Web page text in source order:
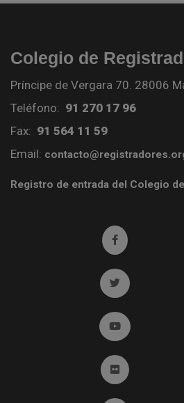
Colegio de
Príncipe de Vergara 70. 28006
Teléfono: 91 270 17 96
Fax: 91 564 11 59
Email:
Registro de entrada del Colegio
Ir a facebook
Ir a twitter
Ir a YouTube
Ir a Flickr